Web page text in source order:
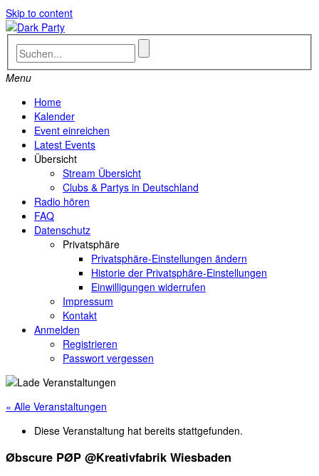
Skip to content
Menu
Home
Kalender
Event einreichen
Latest Events
Übersicht
Stream Übersicht
Clubs & Partys in Deutschland
Radio hören
FAQ
Datenschutz
Privatsphäre
Privatsphäre-Einstellungen ändern
Historie der Privatsphäre-Einstellungen
Einwilligungen widerrufen
Impressum
Kontakt
Anmelden
Registrieren
Passwort vergessen
« Alle Veranstaltungen
Diese Veranstaltung hat bereits stattgefunden.
Øbscure PØP @Kreativfabrik Wiesbaden